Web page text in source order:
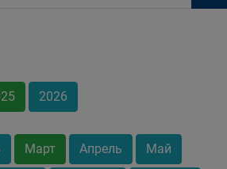
2026
Март Апрель Май